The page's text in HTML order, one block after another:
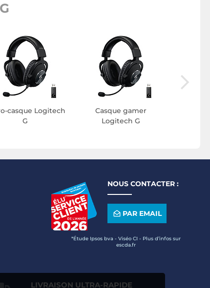
casque Logitech
G
Casque gamer
Logitech G
NOUS CONTACTER :
PAR EMAIL
*Étude Ipsos bva - Viséo CI - Plus d’infos sur
escda.fr
LIVRAISON ULTRA-RAPIDE